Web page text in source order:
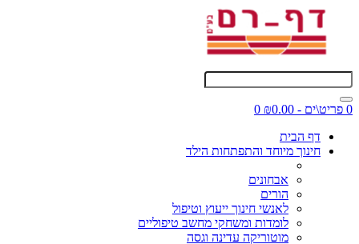
0 פריט\ים - ₪0.00
0
דף הבית
חינוך מיוחד והתפתחות הילד
אבחונים
הורים
לאנשי חינוך ייעוץ וטיפול
לומדות ומשחקי מחשב טיפוליים
מוטוריקה עדינה וגסה